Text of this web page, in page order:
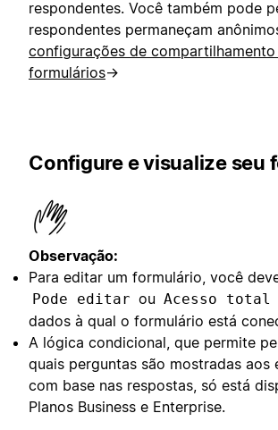
respondentes. Você também pode
respondentes permaneçam
configurações de
formulários→
Configure e visualize seu
Observação:
Para editar um formulário, você
Pode editar ou Acesso total
dados à qual o formulário está
A lógica condicional, que permite
quais perguntas são mostradas aos
com base nas respostas, só está
Planos Business e Enterprise.